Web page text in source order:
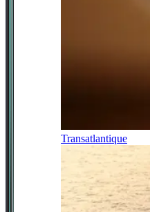
Transatlantique